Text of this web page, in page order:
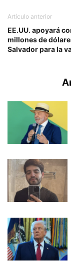
Artículo anterior
EE.UU. apoyará
millones de
Salvador para la